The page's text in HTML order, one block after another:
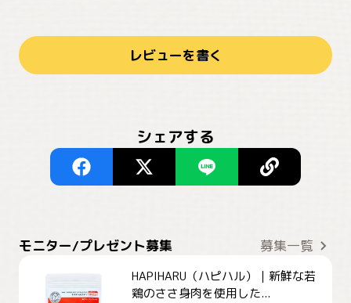
レビューを書く
シェアする
モニター/プレゼント募集 募集一覧
HAPIHARU（ハピハル）｜新鮮な若
鶏のささ身肉を使用した...